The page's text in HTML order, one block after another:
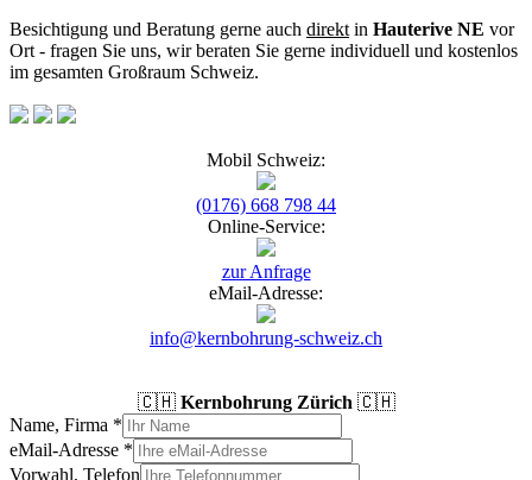
Besichtigung und Beratung gerne auch direkt in Hauterive NE vor
Ort - fragen Sie uns, wir beraten Sie gerne individuell und kostenlos
im gesamten Großraum Schweiz.
Mobil Schweiz:
(0176) 668 798 44
Online-Service:
zur Anfrage
eMail-Adresse:
info@kernbohrung-schweiz.ch
🇨🇭 Kernbohrung Zürich 🇨🇭
Name, Firma *
eMail-Adresse *
Vorwahl, Telefon